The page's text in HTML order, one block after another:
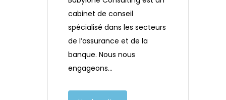
cabinet de conseil
spécialisé dans les secteurs
de l’assurance et de la
banque. Nous nous
engageons…